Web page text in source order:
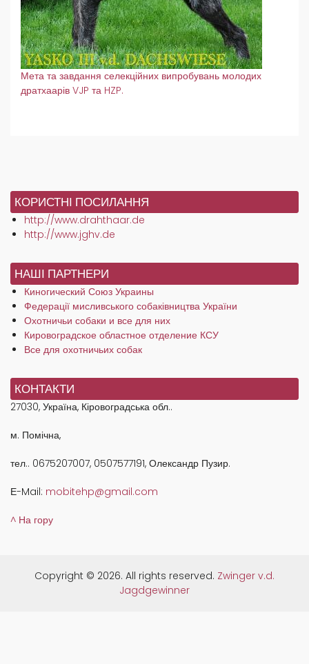
Мета та завдання селекційних випробувань молодих
дратхаарів VJP та HZP.
КОРИСТНІ ПОСИЛАННЯ
http://www.drahthaar.de
http://www.jghv.de
НАШІ ПАРТНЕРИ
Киногический Союз Украины
Федерації мисливського собаківництва України
Охотничьи собаки и все для них
Кировоградское областное отделение КСУ
Все для охотничьих собак
КОНТАКТИ
27030, Україна, Кіровоградська обл..
м. Помічна,
тел.. 0675207007, 0507577191, Олександр Пузир.
Е-Mail: mobitehp@gmail.com
^ На гору
Copyright © 2026. All rights reserved. Zwinger v.d.
Jagdgewinner